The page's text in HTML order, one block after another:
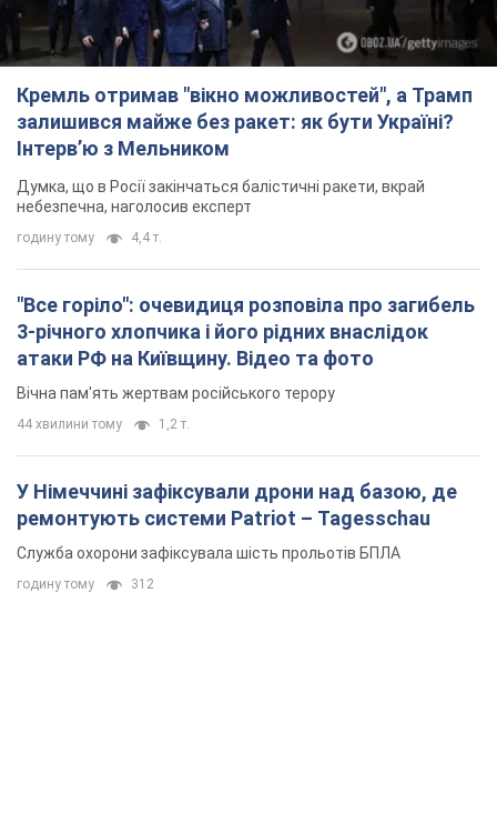
Кремль отримав "вікно можливостей", а Трамп
залишився майже без ракет: як бути Україні?
Інтерв’ю з Мельником
Думка, що в Росії закінчаться балістичні ракети, вкрай
небезпечна, наголосив експерт
годину тому 4,4 т.
"Все горіло": очевидиця розповіла про загибель
3-річного хлопчика і його рідних внаслідок
атаки РФ на Київщину. Відео та фото
Вічна пам'ять жертвам російського терору
44 хвилини тому 1,2 т.
У Німеччині зафіксували дрони над базою, де
ремонтують системи Patriot – Tagesschau
Служба охорони зафіксувала шість прольотів БПЛА
годину тому 312